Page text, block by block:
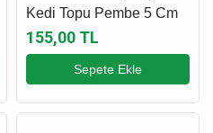
Kedi Topu Pembe 5 Cm
155,00 TL
Sepete Ekle